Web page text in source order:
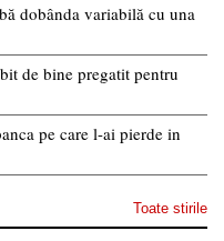
dobânda variabilă cu una
de bine pregatit pentru
pe care l-ai pierde in
Toate stirile